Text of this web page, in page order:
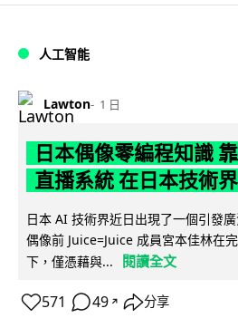
人工智能
Lawton 1 日
日本偶像零編程知識
直播系統 在日本技術
日本 AI 技術界近日出現了一個引發
偶像前 Juice=Juice 成員宮本佳林在
下，僅憑藉與...
閱讀全文
571 49 ↗ 分享